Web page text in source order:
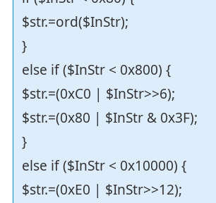
$str.=ord($InStr);
}
else if ($InStr < 0x800) {
$str.=(0xC0 | $InStr>>6);
$str.=(0x80 | $InStr & 0x3F);
}
else if ($InStr < 0x10000) {
$str.=(0xE0 | $InStr>>12);